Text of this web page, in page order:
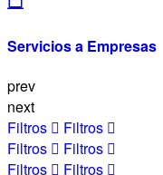
Servicios a Empresas
prev
next
Filtros
Filtros
Filtros
Filtros
Filtros
Filtros